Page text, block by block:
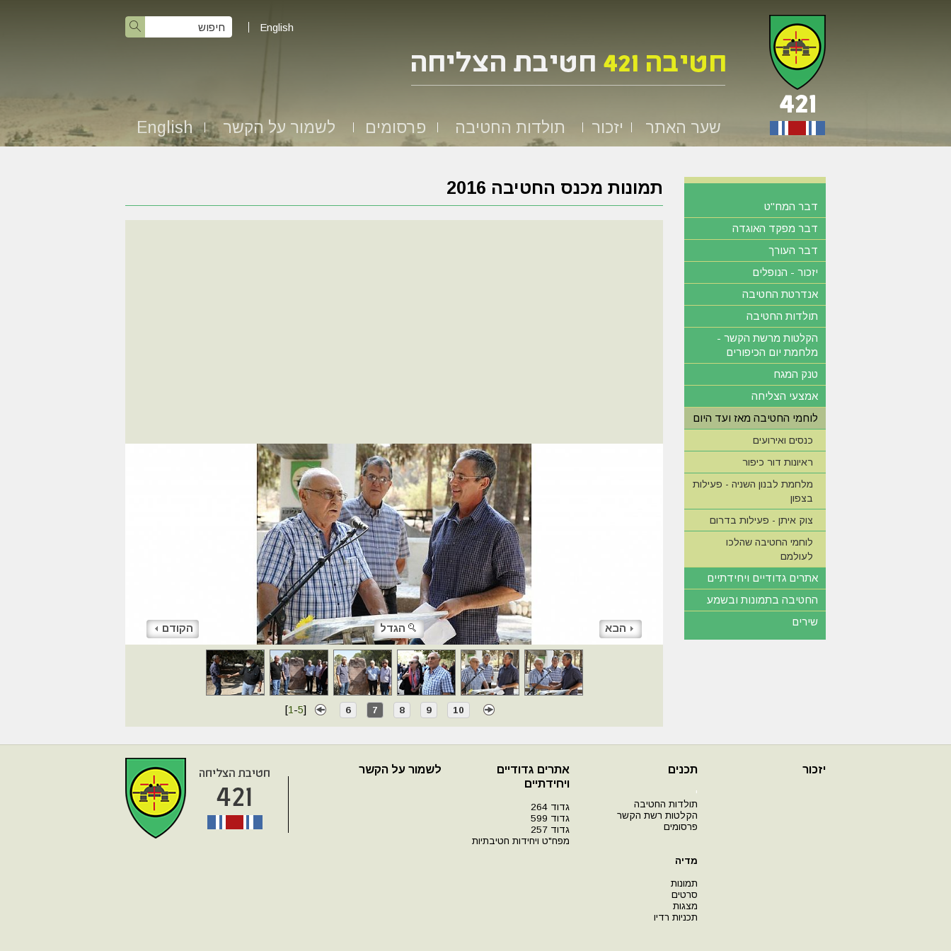
English
שער האתר יזכור תולדות החטיבה פרסומים לשמור על הקשר English
תמונות מכנס החטיבה 2016
הקודם הגדל הבא
[1 -5] 6 7 8 9 10
דבר המח"ט
דבר מפקד האוגדה
דבר העורך
יזכור - הנופלים
אנדרטת החטיבה
תולדות החטיבה
הקלטות מרשת הקשר -
מלחמת יום הכיפורים
טנק המגח
אמצעי הצליחה
לוחמי החטיבה מאז ועד היום
כנסים ואירועים
ראיונות דור כיפור
מלחמת לבנון השניה - פעילות
בצפון
צוק איתן - פעילות בדרום
לוחמי החטיבה שהלכו
לעולמם
אתרים גדודיים ויחידתיים
החטיבה בתמונות ובשמע
שירים
יזכור תכנים
י
תולדות החטיבה
הקלטות רשת הקשר
פרסומים
מדיה
תמונות
סרטים
מצגות
תכניות רדיו
אתרים גדודיים
ויחידתיים
גדוד 264
גדוד 599
גדוד 257
מפח"ט ויחידות חטיבתיות
לשמור על הקשר